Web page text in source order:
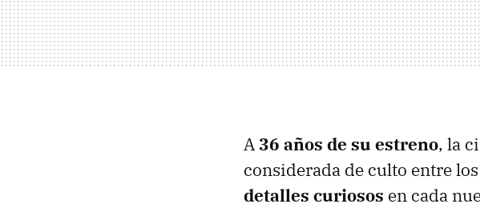
A 36 años de su estreno, la
considerada de culto entre
detalles curiosos en cada